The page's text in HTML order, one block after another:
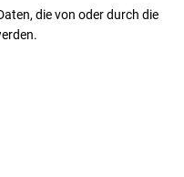
die von oder durch die